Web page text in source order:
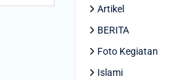
Artikel
BERITA
Foto Kegiatan
Islami